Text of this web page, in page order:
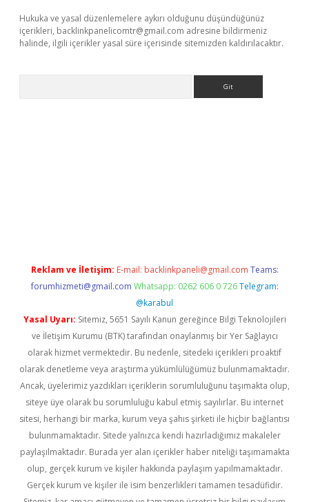
Hukuka ve yasal düzenlemelere aykırı olduğunu düşündüğünüz
içerikleri, backlinkpanelicomtr@gmail.com adresine bildirmeniz
halinde, ilgili içerikler yasal süre içerisinde sitemizden kaldırılacaktır.
Reklam ve İletişim: E-mail: backlinkpaneli@gmail.com Teams:
forumhizmeti@gmail.com Whatsapp: 0262 606 0 726 Telegram:
@karabul
Yasal Uyarı: Sitemiz, 5651 Sayılı Kanun gereğince Bilgi Teknolojileri
ve İletişim Kurumu (BTK) tarafından onaylanmış bir Yer Sağlayıcı
olarak hizmet vermektedir. Bu nedenle, sitedeki içerikleri proaktif
olarak denetleme veya araştırma yükümlülüğümüz bulunmamaktadır.
Ancak, üyelerimiz yazdıkları içeriklerin sorumluluğunu taşımakta olup,
siteye üye olarak bu sorumluluğu kabul etmiş sayılırlar. Bu internet
sitesi, herhangi bir marka, kurum veya şahıs şirketi ile hiçbir bağlantısı
bulunmamaktadır. Sitede yalnızca kendi hazırladığımız makaleler
paylaşılmaktadır. Burada yer alan içerikler haber niteliği taşımamakta
olup, gerçek kurum ve kişiler hakkında paylaşım yapılmamaktadır.
Gerçek kurum ve kişiler ile isim benzerlikleri tamamen tesadüfidir.